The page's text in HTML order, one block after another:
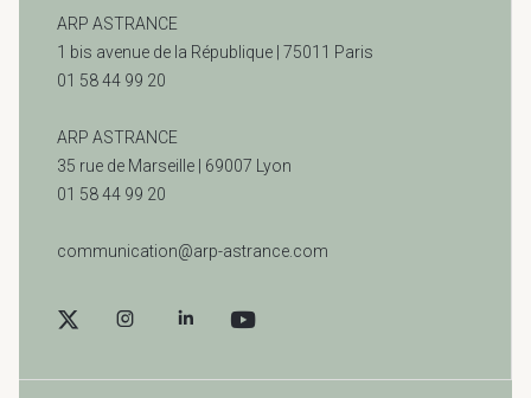
ARP ASTRANCE
1 bis avenue de la République | 75011 Paris
01 58 44 99 20
ARP ASTRANCE
35 rue de Marseille | 69007 Lyon
01 58 44 99 20
communication@arp-astrance.com